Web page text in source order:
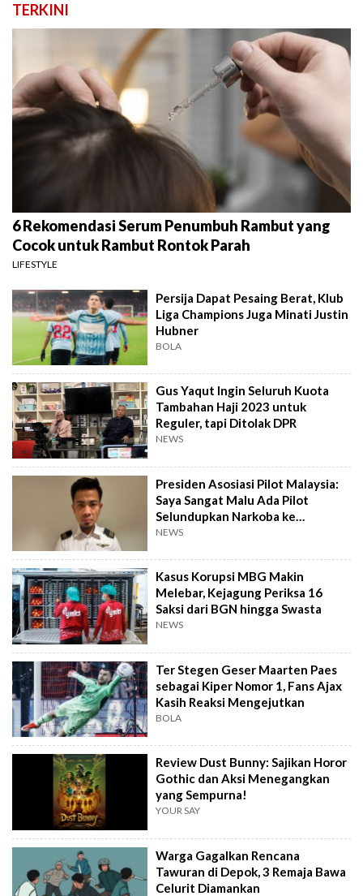
TERKINI
6 Rekomendasi Serum Penumbuh Rambut yang
Cocok untuk Rambut Rontok Parah
LIFESTYLE
Persija Dapat Pesaing Berat, Klub
Liga Champions Juga Minati Justin
Hubner
BOLA
Gus Yaqut Ingin Seluruh Kuota
Tambahan Haji 2023 untuk
Reguler, tapi Ditolak DPR
NEWS
Presiden Asosiasi Pilot Malaysia:
Saya Sangat Malu Ada Pilot
Selundupkan Narkoba ke
Indonesia
NEWS
Kasus Korupsi MBG Makin
Melebar, Kejagung Periksa 16
Saksi dari BGN hingga Swasta
NEWS
Ter Stegen Geser Maarten Paes
sebagai Kiper Nomor 1, Fans Ajax
Kasih Reaksi Mengejutkan
BOLA
Review Dust Bunny: Sajikan Horor
Gothic dan Aksi Menegangkan
yang Sempurna!
YOUR SAY
Warga Gagalkan Rencana
Tawuran di Depok, 3 Remaja Bawa
Celurit Diamankan